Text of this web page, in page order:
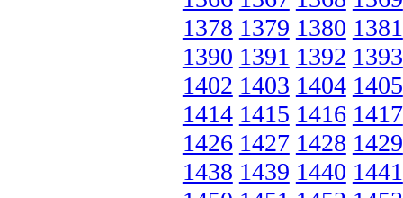
1378 1379 1380 1381
1390 1391 1392 1393
1402 1403 1404 1405
1414 1415 1416 1417
1426 1427 1428 1429
1438 1439 1440 1441